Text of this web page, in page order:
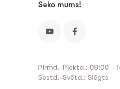
Seko mums!
Pirmd.-Piektd.: 08:00 -
Sestd.-Svētd.: Slēgts